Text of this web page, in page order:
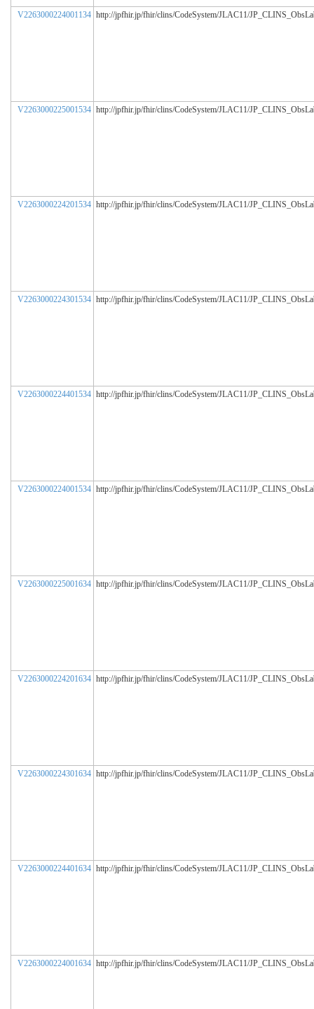
V2263000224001134 http://jpfhir.jp/fhir/clins/CodeSystem/JLAC11/
V2263000225001534 http://jpfhir.jp/fhir/clins/CodeSystem/JLAC11/
V2263000224201534 http://jpfhir.jp/fhir/clins/CodeSystem/JLAC11/
V2263000224301534 http://jpfhir.jp/fhir/clins/CodeSystem/JLAC11/
V2263000224401534 http://jpfhir.jp/fhir/clins/CodeSystem/JLAC11/
V2263000224001534 http://jpfhir.jp/fhir/clins/CodeSystem/JLAC11/
V2263000225001634 http://jpfhir.jp/fhir/clins/CodeSystem/JLAC11/
V2263000224201634 http://jpfhir.jp/fhir/clins/CodeSystem/JLAC11/
V2263000224301634 http://jpfhir.jp/fhir/clins/CodeSystem/JLAC11/
V2263000224401634 http://jpfhir.jp/fhir/clins/CodeSystem/JLAC11/
V2263000224001634 http://jpfhir.jp/fhir/clins/CodeSystem/JLAC11/